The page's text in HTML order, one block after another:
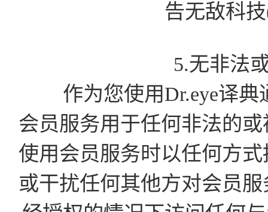
告无敌科
5.无非法
作为您使用Dr.eye译典
会员服务用于任何非法的
使用会员服务时以任何方
或干扰任何其他方对会员